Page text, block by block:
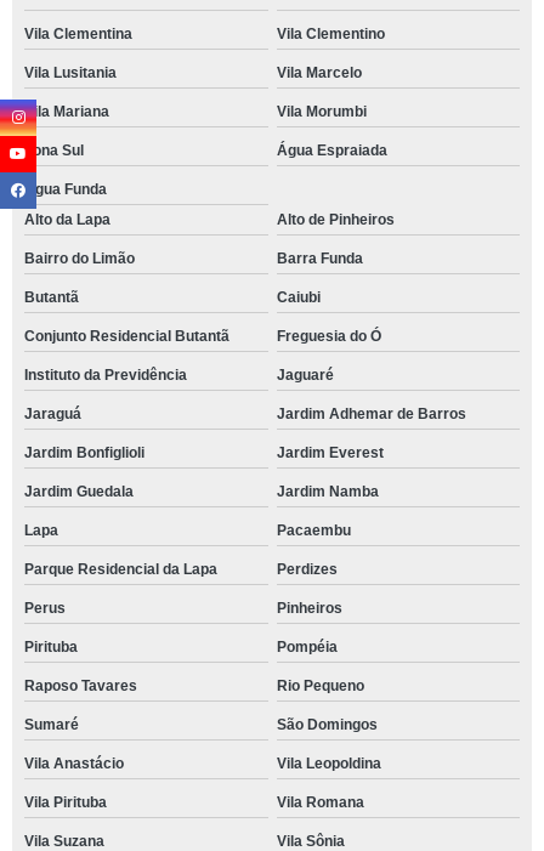
Vila Clementina Vila Clementino
Vila Lusitania Vila Marcelo
Vila Mariana Vila Morumbi
Zona Sul Água Espraiada
Água Funda
Alto da Lapa
Alto de Pinheiros
Bairro do Limão Barra Funda
Butantã Caiubi
Conjunto Residencial Butantã Freguesia do Ó
Instituto da Previdência Jaguaré
Jaraguá Jardim Adhemar de Barros
Jardim Bonfiglioli Jardim Everest
Jardim Guedala Jardim Namba
Lapa Pacaembu
Parque Residencial da Lapa Perdizes
Perus Pinheiros
Pirituba Pompéia
Raposo Tavares Rio Pequeno
Sumaré São Domingos
Vila Anastácio Vila Leopoldina
Vila Pirituba Vila Romana
Vila Suzana Vila Sônia